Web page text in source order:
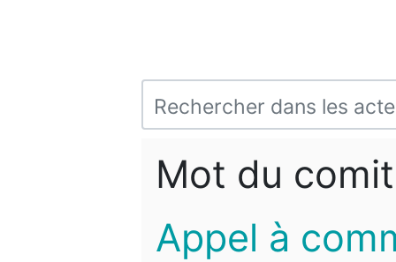
Mot du
Appel à